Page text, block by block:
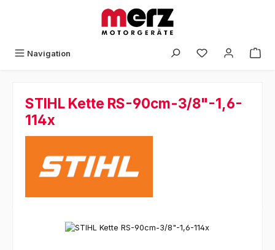
Navigation
STIHL Kette RS-90cm-3/8"-1,6-
114x
Bildergalerie überspringen